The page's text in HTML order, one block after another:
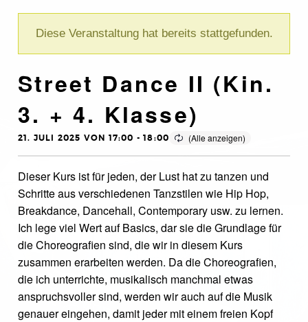
Diese Veranstaltung hat bereits stattgefunden.
Street Dance II (Kin.
3. + 4. Klasse)
21. JULI 2025 VON 17:00 -18:00
Dieser Kurs ist für jeden, der Lust hat zu tanzen und
Schritte aus verschiedenen Tanzstilen wie Hip Hop,
Breakdance, Dancehall, Contemporary usw. zu lernen.
Ich lege viel Wert auf Basics, dar sie die Grundlage für
die Choreografien sind, die wir in diesem Kurs
zusammen erarbeiten werden. Da die Choreografien,
die ich unterrichte, musikalisch manchmal etwas
anspruchsvoller sind, werden wir auch auf die Musik
genauer eingehen, damit jeder mit einem freien Kopf